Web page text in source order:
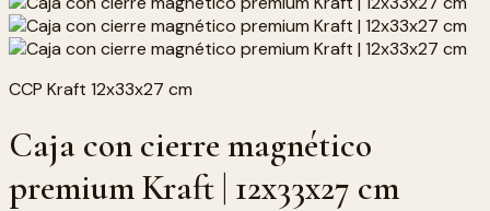
CCP Kraft 12x33x27 cm
Caja con cierre magnético
premium Kraft | 12x33x27 cm